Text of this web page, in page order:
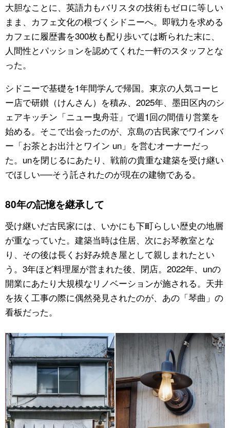
大胆なことに、英語力もバリスタの技術もゼロに等しい
まま、カフェ文化の根づくシドニーへ。即戦力を求める
カフェに履歴書を300枚も配り歩いては断られた末に、
人間性とパッションを認めてくれた一軒のスタッフとな
った。
シドニーで基礎を1年間学んで帰国。東京の人気コーヒ
ー店で研鑚（けんさん）を積み、2025年、墨田区内のシ
ェアキッチン「ニュー曳舟荘」で週1回の間借り営業を
始める。そこで出会ったのが、京島の古民家でワインバ
ー「お茶とお出汁とワイン un」を営むオーナーだっ
た。unを閉じるにあたり、戦前の貴重な建築を受け継い
でほしい──そう託されたのが現在の建物である。
80年の記憶を継承して
受け継いだ古民家には、いかにも下町らしい歴史の地層
が重なっていた。建築当時は住居、次にお琴教室とな
り、その後は長くお好み焼き屋として親しまれたとい
う。3年ほど料理屋が営まれた後、閉店。2022年、unの
開業にあたり大規模なリノベーションが施される。天井
を抜く工事の際に偶然発見されたのが、あの「琴曲」の
看板だった。